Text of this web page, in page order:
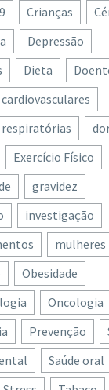
Crianças
Depressão
Dieta
respiratórias
Exercício Físico
gravidez
investigação
mulheres
Obesidade
Oncologia
Prevenção
Saúde oral